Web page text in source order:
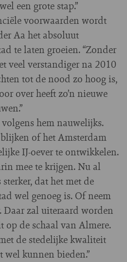
een grote stap.”
voorwaarden wordt
Aa het absoluut
te laten groeien. “Zonder
veel verstandiger na 2010
tot de nood zo hoog is,
over heeft zo’n nieuwe
hem nauwelijks.
of het Amsterdam
IJ-oever te ontwikkelen.
mee te krijgen. Nu al
dat het met de
wel genoeg is. Of neem
Daar zal uiteraard worden
op de schaal van Almere.
de stedelijke kwaliteit
kunnen bieden.”